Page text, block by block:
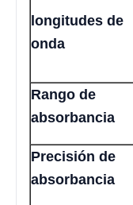
longitudes de
onda
Rango de
absorbancia
Precisión de
absorbancia